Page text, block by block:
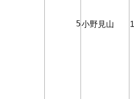
      5
小野見山